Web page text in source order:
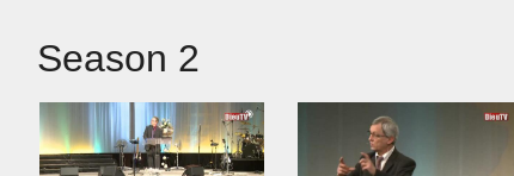
Season 2